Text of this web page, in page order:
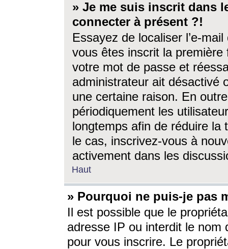
» Je me suis inscrit dans
connecter à présent ?!
Essayez de localiser l’e-
vous êtes inscrit la première
votre mot de passe et
administrateur ait désactivé
une certaine raison. En
périodiquement les
longtemps afin de réduire la
le cas, inscrivez-vous à
activement dans les
Haut
» Pourquoi ne puis-je pas
Il est possible que le
adresse IP ou interdit le nom
pour vous inscrire. Le